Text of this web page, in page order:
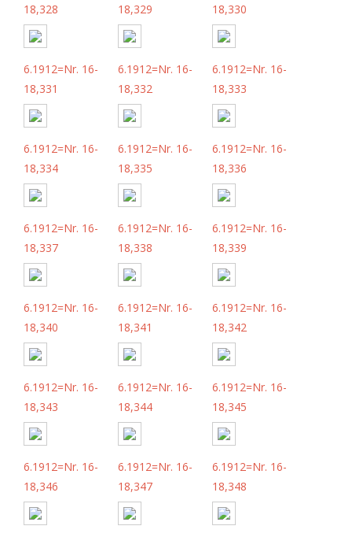
18,328
18,329
18,330
6.1912=Nr. 16-
18,331
6.1912=Nr. 16-
18,332
6.1912=Nr. 16-
18,333
6.1912=Nr. 16-
18,334
6.1912=Nr. 16-
18,335
6.1912=Nr. 16-
18,336
6.1912=Nr. 16-
18,337
6.1912=Nr. 16-
18,338
6.1912=Nr. 16-
18,339
6.1912=Nr. 16-
18,340
6.1912=Nr. 16-
18,341
6.1912=Nr. 16-
18,342
6.1912=Nr. 16-
18,343
6.1912=Nr. 16-
18,344
6.1912=Nr. 16-
18,345
6.1912=Nr. 16-
18,346
6.1912=Nr. 16-
18,347
6.1912=Nr. 16-
18,348